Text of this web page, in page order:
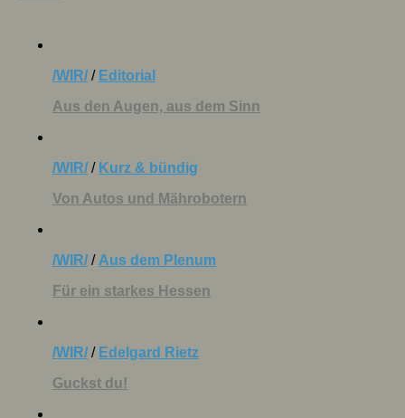
/WIR/ / Editorial
Aus den Augen, aus dem Sinn
/WIR/ / Kurz & bündig
Von Autos und Mährobotern
/WIR/ / Aus dem Plenum
Für ein starkes Hessen
/WIR/ / Edelgard Rietz
Guckst du!